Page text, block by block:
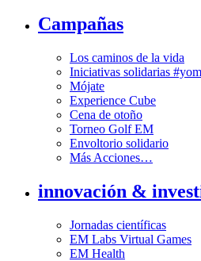
Campañas
Los caminos de la vida
Iniciativas solidarias
Mójate
Experience Cube
Cena de otoño
Torneo Golf EM
Envoltorio solidario
Más Acciones…
innovación &
Jornadas científicas
EM Labs Virtual Games
EM Health